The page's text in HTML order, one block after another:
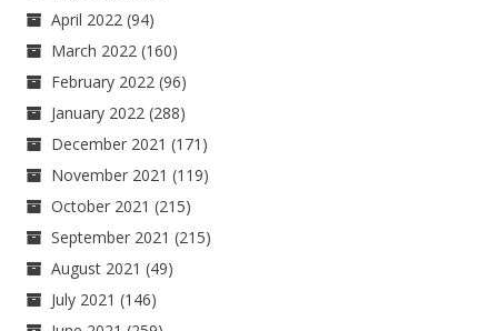
April 2022 (94)
March 2022 (160)
February 2022 (96)
January 2022 (288)
December 2021 (171)
November 2021 (119)
October 2021 (215)
September 2021 (215)
August 2021 (49)
July 2021 (146)